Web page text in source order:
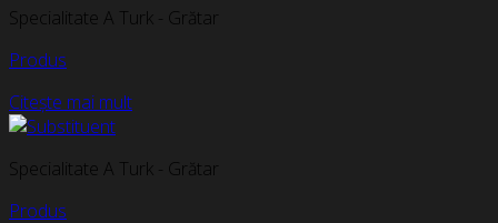
Specialitate A Turk - Grătar
Produs
Citește mai mult
Specialitate A Turk - Grătar
Produs